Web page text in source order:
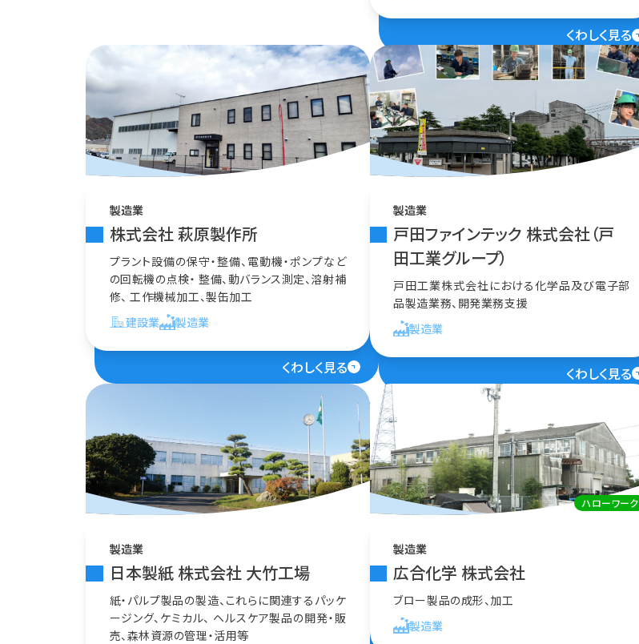
くわしく見る
製造業
株式会社 萩原製作所
プラント設備の保守・整備、電動機・ポンプなど
の回転機の点検・ 整備、動バランス測定、溶射補
修、 工作機械加工、製缶加工
建設業
製造業
くわしく見る
製造業
戸田ファインテック 株式会社（戸
田工業グループ）
戸田工業株式会社における化学品及び電子部
品製造業務、開発業務支援
製造業
くわしく見る
製造業
日本製紙 株式会社 大竹工場
紙・パルプ製品の製造、これらに関連するパッケ
ージング、ケミカル、 ヘルスケア製品の開発・販
売、森林資源の管理・活用等
ハローワーク
製造業
広合化学 株式会社
ブロー製品の成形、加工
製造業